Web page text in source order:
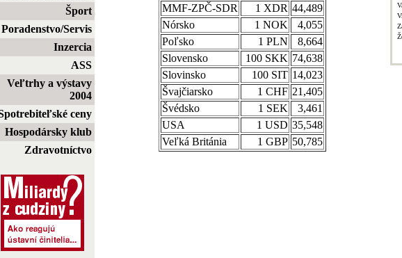
Šport
Poradenstvo/Servis
Inzercia
ASS
Veľtrhy a výstavy
2004
ceny
Hospodársky klub
Zdravotníctvo
MMF-ZPČ-SDR
1 XDR 44,489
Nórsko
1 NOK
4,055
Poľsko
1 PLN
8,664
Slovensko
100 SKK 74,638
Slovinsko
100 SIT 14,023
Švajčiarsko
1 CHF 21,405
Švédsko
1 SEK
3,461
USA
1 USD 35,548
Veľká Británia
1 GBP 50,785